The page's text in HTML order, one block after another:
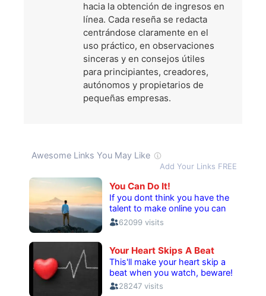
hacia la obtención de ingresos en
línea. Cada reseña se redacta
centrándose claramente en el
uso práctico, en observaciones
sinceras y en consejos útiles
para principiantes, creadores,
autónomos y propietarios de
pequeñas empresas.